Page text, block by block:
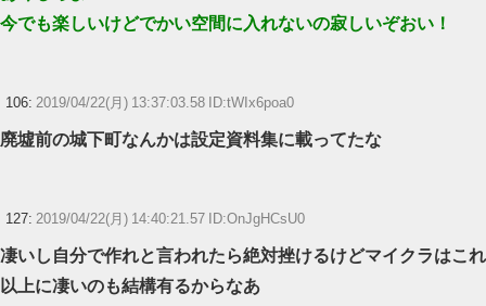
今でも楽しいけどでかい空間に入れないの寂しいぞおい！
106: 2019/04/22(月) 13:37:03.58 ID:tWIx6poa0
廃墟前の城下町なんかは設定資料集に載ってたな
127: 2019/04/22(月) 14:40:21.57 ID:OnJgHCsU0
凄いし自分で作れと言われたら絶対挫けるけどマイクラはこれ
以上に凄いのも結構有るからなあ